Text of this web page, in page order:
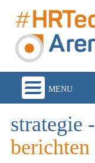
menu
strategie -
berichten